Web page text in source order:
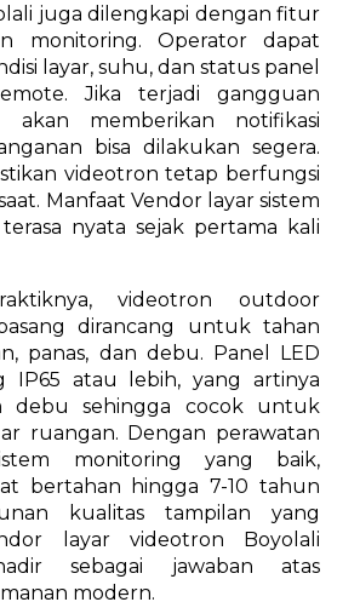
juga dilengkapi dengan fitur
monitoring. Operator dapat
layar, suhu, dan status panel
Jika terjadi gangguan
akan memberikan notifikasi
bisa dilakukan segera.
videotron tetap berfungsi
Manfaat Vendor layar sistem
nyata sejak pertama kali
videotron outdoor
dirancang untuk tahan
panas, dan debu. Panel LED
IP65 atau lebih, yang artinya
debu sehingga cocok untuk
ruangan. Dengan perawatan
monitoring yang baik,
bertahan hingga 7-10 tahun
kualitas tampilan yang
layar videotron Boyolali
sebagai jawaban atas
modern.